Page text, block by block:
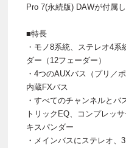
Pro 7(永続版) DAWが付属し
■特長
・モノ8系統、ステレオ4
ダー（12フェーダー）
・4つのAUXバス（プリ／
内蔵FXバス
・すべてのチャンネルとバ
トリックEQ、コンプレッ
キスパンダー
・メインバスにステレオ